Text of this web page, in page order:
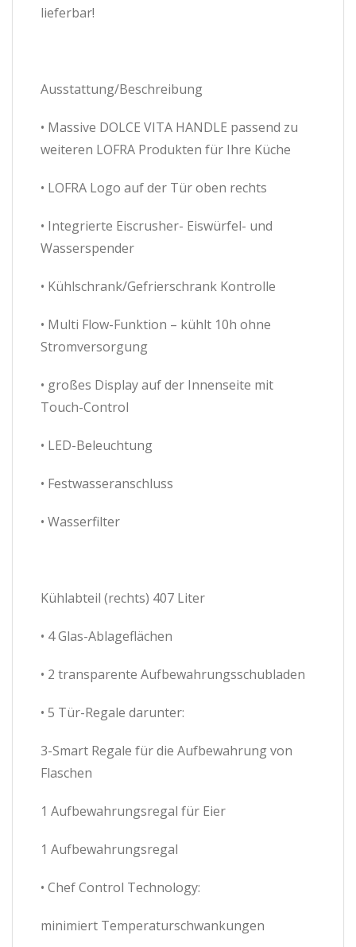
lieferbar!
Ausstattung/Beschreibung
• Massive DOLCE VITA HANDLE passend zu
weiteren LOFRA Produkten für Ihre Küche
• LOFRA Logo auf der Tür oben rechts
• Integrierte Eiscrusher- Eiswürfel- und
Wasserspender
• Kühlschrank/Gefrierschrank Kontrolle
• Multi Flow-Funktion – kühlt 10h ohne
Stromversorgung
• großes Display auf der Innenseite mit
Touch-Control
• LED-Beleuchtung
• Festwasseranschluss
• Wasserfilter
Kühlabteil (rechts) 407 Liter
• 4 Glas-Ablageflächen
• 2 transparente Aufbewahrungsschubladen
• 5 Tür-Regale darunter:
3-Smart Regale für die Aufbewahrung von
Flaschen
1 Aufbewahrungsregal für Eier
1 Aufbewahrungsregal
• Chef Control Technology:
minimiert Temperaturschwankungen